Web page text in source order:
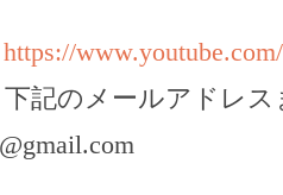
https://
記のメールアドレ